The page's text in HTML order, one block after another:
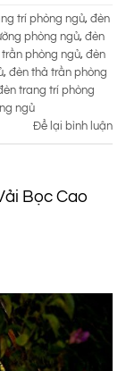
trí phòng ngủ, đèn
phòng ngủ, đèn
phòng ngủ, đèn
, đèn thả trần phòng
trang trí phòng
ngủ
Để lại bình luận
Bọc Cao